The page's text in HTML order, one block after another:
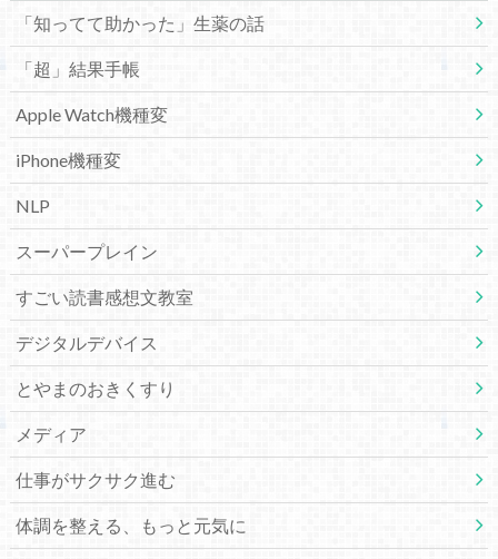
「知ってて助かった」生薬の話
「超」結果手帳
Apple Watch機種変
iPhone機種変
NLP
スーパープレイン
すごい読書感想文教室
デジタルデバイス
とやまのおきくすり
メディア
仕事がサクサク進む
体調を整える、もっと元気に